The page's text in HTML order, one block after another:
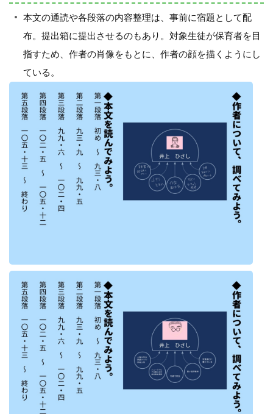
本文の通読や各段落の内容整理は、事前に宿題として配
布。提出箱に提出させるのもあり。対象生徒が保育者を目
指すため、作者の肖像をもとに、作者の顔を描くようにし
ている。